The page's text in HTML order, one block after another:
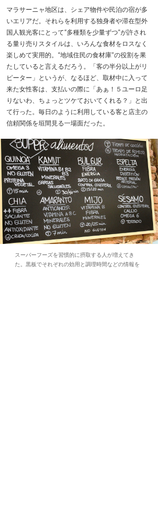
マラサーニャ地区は、シェア物件や民泊の宿が多
いエリアだ。それらを利用する独身者や滞在型外
国人観光客にとって“多種類を少量ずつ”が許され
る量り売りスタイルは、いろんな食材をロスなく
楽しめて実用的。“地域住民の食材庫”の役割を果
たしていると言えるだろう。「客の半分以上がリ
ピーター」というが、なるほど、取材中に入って
来た女性客は、支払いの際に「あぁ！５ユーロ足
りないわ、ちょっとツケておいてくれる？」と出
て行った。毎日のように利用している客と店主の
信頼関係を垣間見る一場面だった。
スーパーフーズを習慣的に摂取する人が増えてき
た。黒板でそれぞれの効用と調理時間などの情報を